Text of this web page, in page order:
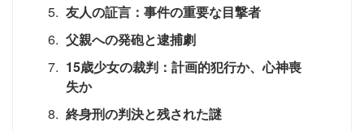
友人の証言：事件の重要な目撃者
父親への発砲と逮捕劇
15歳少女の裁判：計画的犯行か、心神喪
失か
終身刑の判決と残された謎